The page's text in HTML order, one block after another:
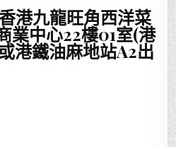
港九龍旺角西洋菜
業中心22樓01室(港
港鐵油麻地站A2出